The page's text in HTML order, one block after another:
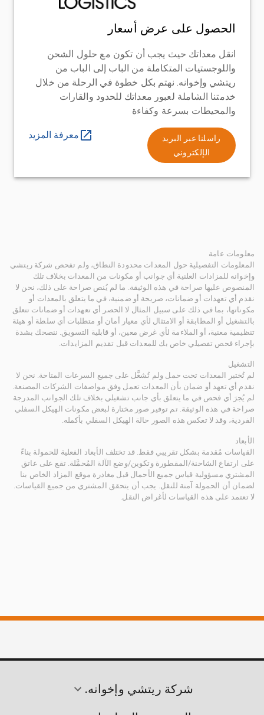
الحصول على عرض أسعار
انقل معداتك حيث يجب أن تكون مع حلول الشحن
واللوجستيات المتكاملة من الباب إلى الباب من
ريتشي وإخوانه. نهتم بكل خطوة في الرحلة من خلال
خدمتنا الشاملة لعبور معداتك للحدود والقارات
والمحيطات بسرعة وكفاءة
راسلنا عبر البريد
الإلكتروني
معرفة المزيد
معلومات عامة
المعلومات التفصيلية حول المعدات محدودة النطاق، ولم تفحص شركة ريتشي
وإخوانه للمزادات العلنية أي جوانب أو مكونات من المعدات بخلاف تلك
المنصوص عليها صراحة في هذه الوثيقة. ما لم يُنص صراحة على ذلك، نحن لا
نقدم أي تعهدات أو ضمانات، صريحة أو ضمنية، في ما يتعلق بالمعدات أو
مكوناتها، بما في ذلك على سبيل المثال لا الحصر أي تعهدات أو ضمانات تتعلق
بالتشغيل أو المطابقة أو الامتثال لأي معيار أمان أو متطلبات أي سلطة أو هيئة
تنظيمية معنية، أو الملاءمة لأي غرض معين، أو قابلية التسويق. ننصحك بشدة
بإجراء فحص تفصيلي خاص بك للمعدات قبل تقديم المزايدات.
التشغيل
لم تُختبر المعدات تحت حمل ولم تُشغَّل على جميع السرعات المتاحة. نحن لا
نقدم أي تعهد أو ضمان بأن المعدات تعمل وفق مواصفات الشركات المصنعة.
لم يُجرَ أي فحص في ما يتعلق بأي جانب تشغيلي بخلاف تلك الجوانب المدرجة
صراحة في هذه الوثيقة. تم توفير صور مختارة لبعض مكونات الهيكل السفلي
الفردية، وقد لا تعكس هذه الصور حالة الهيكل السفلي بأكمله.
الأبعاد
القياسات مُقدمة بشكل تقريبي فقط. قد تختلف الأبعاد الفعلية للحمولة بناءً
على ارتفاع الشاحنة/المقطورة وتكوين/وضع الآلة المُحمَّلة. تقع على عاتق
المشتري مسؤولية قياس جميع الأحمال قبل مغادرة موقع المزاد الخاص بنا
لضمان أن الحمولة آمنة للنقل. يجب أن يتحقق المشتري من جميع القياسات.
لا تعتمد على هذه القياسات لأغراض النقل.
شركة ريتشي وإخوانه.